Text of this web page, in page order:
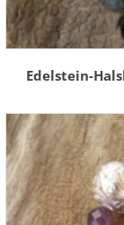
Edelstein-